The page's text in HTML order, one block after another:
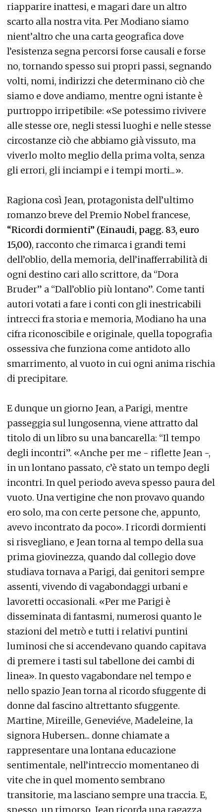
riapparire inattesi, e magari dare un altro
scarto alla nostra vita. Per Modiano siamo
nient’altro che una carta geografica dove
l’esistenza segna percorsi forse causali e forse
no, tornando spesso sui propri passi, segnando
volti, nomi, indirizzi che determinano ciò che
siamo e dove andiamo, mentre ogni istante è
purtroppo irripetibile: «Se potessimo rivivere
alle stesse ore, negli stessi luoghi e nelle stesse
circostanze ciò che abbiamo già vissuto, ma
viverlo molto meglio della prima volta, senza
gli errori, gli inciampi e i tempi morti...».
Ragiona così Jean, protagonista dell’ultimo
romanzo breve del Premio Nobel francese,
“Ricordi dormienti” (Einaudi, pagg. 83, euro
15,00), racconto che rimarca i grandi temi
dell’oblio, della memoria, dell’inafferrabilità di
ogni destino cari allo scrittore, da “Dora
Bruder” a “Dall’oblio più lontano”. Come tanti
autori votati a fare i conti con gli inestricabili
intrecci fra storia e memoria, Modiano ha una
cifra riconoscibile e originale, quella topografia
ossessiva che funziona come antidoto allo
smarrimento, al vuoto in cui ogni anima rischia
di precipitare.
E dunque un giorno Jean, a Parigi, mentre
passeggia sul lungosenna, viene attratto dal
titolo di un libro su una bancarella: “Il tempo
degli incontri”. «Anche per me - riflette Jean -,
in un lontano passato, c’è stato un tempo degli
incontri. In quel periodo aveva spesso paura del
vuoto. Una vertigine che non provavo quando
ero solo, ma con certe persone che, appunto,
avevo incontrato da poco». I ricordi dormienti
si risvegliano, e Jean torna al tempo della sua
prima giovinezza, quando dal collegio dove
studiava tornava a Parigi, dai genitori sempre
assenti, vivendo di vagabondaggi urbani e
lavoretti occasionali. «Per me Parigi è
disseminata di fantasmi, numerosi quanto le
stazioni del metrò e tutti i relativi puntini
luminosi che si accendevano quando capitava
di premere i tasti sul tabellone dei cambi di
linea». In questo vagabondare nel tempo e
nello spazio Jean torna al ricordo sfuggente di
donne dal fascino altrettanto sfuggente.
Martine, Mireille, Geneviéve, Madeleine, la
signora Hubersen... donne chiamate a
rappresentare una lontana educazione
sentimentale, nell’intreccio momentaneo di
vite che in quel momento sembrano
transitorie, ma lasciano sempre una traccia. E,
spesso, un rimorso. Jean ricorda una ragazza